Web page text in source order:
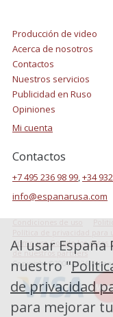
Producción de video
Acerca de nosotros
Contactos
Nuestros servicios
Publicidad en Ruso
Opiniones
Mi cuenta
Contactos
+7 495 236 98 99 +34
info@espanarusa.com
Cómo usa Google los datos
de nuestros partners
Copyright ©2007-2026
Al usar España
nuestro "
de privacidad
para mejorar